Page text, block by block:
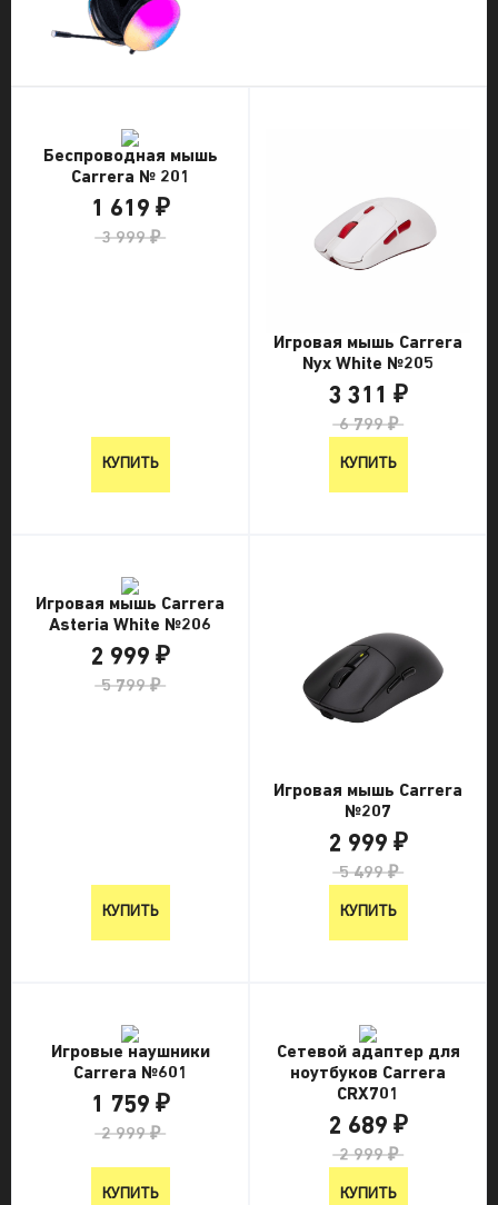
Беспроводная мышь
Carrera № 201
1 619 ₽
3 999 ₽
КУПИТЬ
Игровая мышь Carrera
Nyx White №205
3 311 ₽
6 799 ₽
КУПИТЬ
Игровая мышь Carrera
Asteria White №206
2 999 ₽
5 799 ₽
КУПИТЬ
Игровая мышь Carrera
№207
2 999 ₽
5 499 ₽
КУПИТЬ
Игровые наушники
Carrera №601
1 759 ₽
2 999 ₽
КУПИТЬ
Сетевой адаптер для
ноутбуков Carrera
CRX701
2 689 ₽
2 999 ₽
КУПИТЬ